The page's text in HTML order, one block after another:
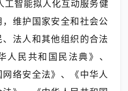
工智能拟人化互动服务健
维护国家安全和社会公
法人和其他组织的合法
人民共和国民法典》、
网络安全法》、《中华人